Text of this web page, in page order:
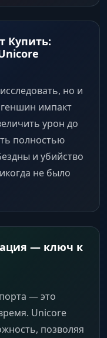
Купить:
но и
импакт
урон до
полностью
и убийство
не было
— ключ к
— это
Unicore
позволяя